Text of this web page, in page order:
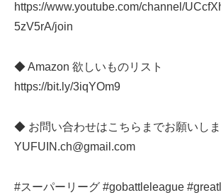
https://www.youtube.com/channel/
5zV5rA/join
◆ Amazon 欲しいものリスト
https://bit.ly/3iqYOm9
◆ お問い合わせはこちらまでお願いし
YUFUIN.ch@gmail.com
#スーパーリーグ #gobattleleague